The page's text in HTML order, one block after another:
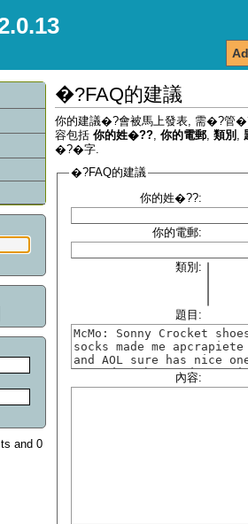
and 0
�?FAQ的建議
你的建議�?會被馬上發表, 需�?管
容包括 你的姓�?? 你的電郵 類別
�?�字.
�?FAQ的建議
你的姓�??:
你的電郵:
類別:
題目:
內容: